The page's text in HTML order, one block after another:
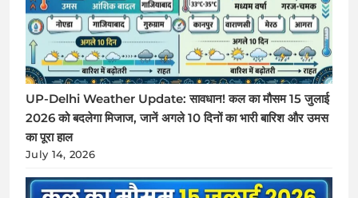
UP-Delhi Weather Update: सावधान! कल का मौसम 15 जुलाई
2026 को बदलेगा मिजाज, जानें अगले 10 दिनों का भारी बारिश और उमस
का पूरा हाल
July 14, 2026